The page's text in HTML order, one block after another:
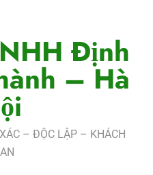
Định
– Hà
– ĐỘC LẬP – KHÁCH